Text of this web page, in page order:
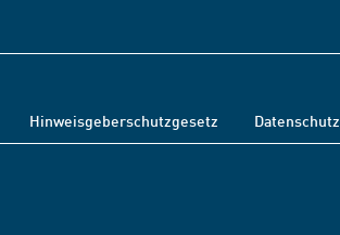
Hinweisgeberschutzgesetz Datenschutz